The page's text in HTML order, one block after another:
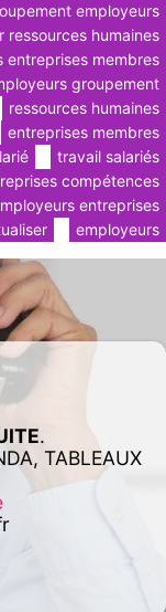
employeurs
ressources humaines
entreprises membres
groupement
ressources humaines
entreprises membres
travail salariés
compétences
entreprises
employeurs
.
TABLEAUX